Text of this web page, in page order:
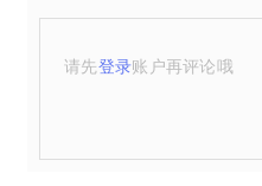
请先登录账户再评论哦